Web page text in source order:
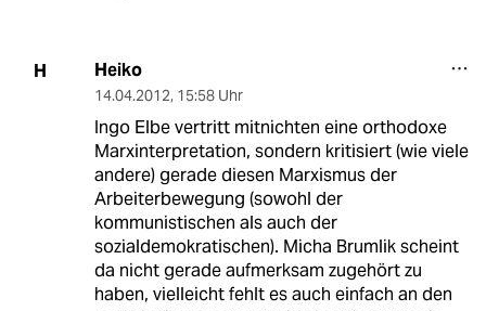
H Heiko
14.04.2012, 15:58 Uhr
Ingo Elbe vertritt mitnichten eine orthodoxe
Marxinterpretation, sondern kritisiert (wie viele
andere) gerade diesen Marxismus der
Arbeiterbewegung (sowohl der
kommunistischen als auch der
sozialdemokratischen). Micha Brumlik scheint
da nicht gerade aufmerksam zugehört zu
haben, vielleicht fehlt es auch einfach an den